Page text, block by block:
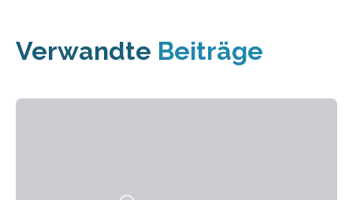
Verwandte Beiträge